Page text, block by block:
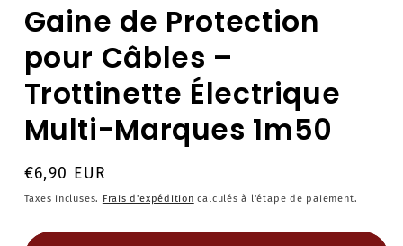
une
fenêtre
modale
Gaine de Protection
pour Câbles –
Trottinette Électrique
Multi-Marques 1m50
Prix
habituel
€6,90 EUR
Taxes incluses. Frais d'expédition calculés à l'étape de paiement.